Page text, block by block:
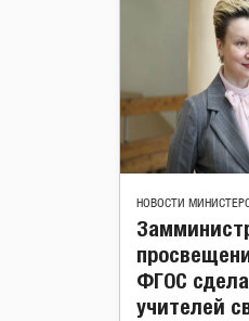
НОВОСТИ
ФГОС
учителей